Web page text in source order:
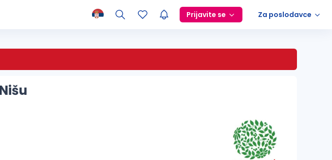
Prijavite se Za poslodavce